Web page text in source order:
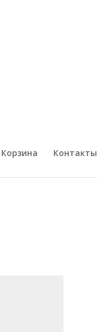
Корзина Контакты